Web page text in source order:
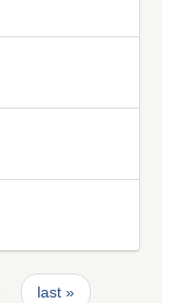
last »